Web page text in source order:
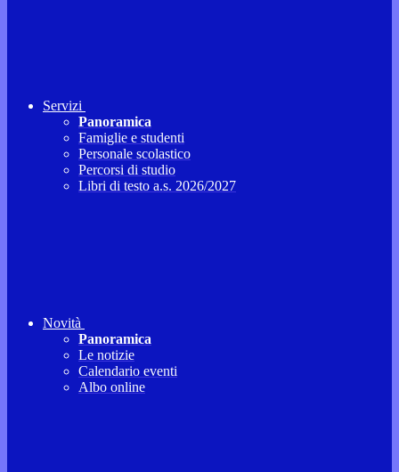
Servizi
Panoramica
Famiglie e studenti
Personale scolastico
Percorsi di studio
Libri di testo a.s. 2026/2027
Novità
Panoramica
Le notizie
Calendario eventi
Albo online